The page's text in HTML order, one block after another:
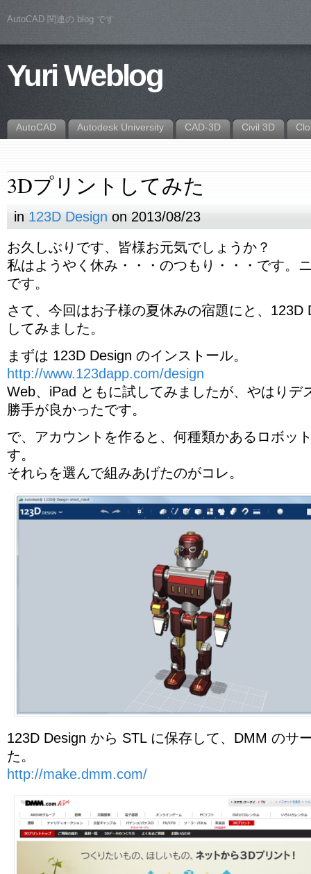
AutoCAD 関連の blog です
Yuri Weblog
AutoCAD Autodesk University CAD-3D Civil 3D
3Dプリントしてみた
in 123D Design on 2013/08/23
お久しぶりです、皆様お元気でしょうか？
私はようやく休み・・・のつもり・・・です。
です。
さて、今回はお子様の夏休みの宿題にと、123D
してみました。
まずは 123D Design のインストール。
http://www.123dapp.com/design
Web、iPad ともに試してみましたが、やはりデ
勝手が良かったです。
で、アカウントを作ると、何種類かあるロボッ
す。
それらを選んで組みあげたのがコレ。
123D Design から STL に保存して、DMM のサ
た。
http://make.dmm.com/